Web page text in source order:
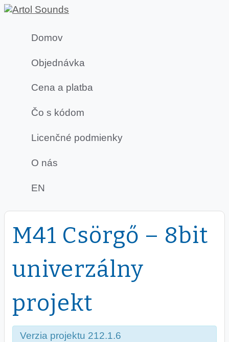
Domov
Objednávka
Cena a platba
Čo s kódom
Licenčné podmienky
O nás
EN
M41 Csörgő – 8bit
univerzálny
projekt
Verzia projektu 212.1.6